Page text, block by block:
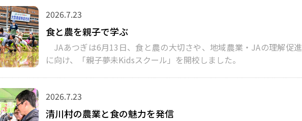
2026.7.23
食と農を親子で学ぶ
JAあつぎは6月13日、食と農の大切さや、地域農業・JAの理解促進
に向け、「親子夢未Kidsスクール」を開校しました。
2026.7.23
清川村の農業と食の魅力を発信